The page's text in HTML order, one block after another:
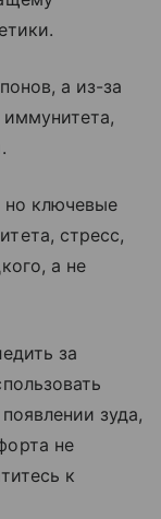
а из-за
но ключевые
стресс,
а не
за
зуда,
не
к